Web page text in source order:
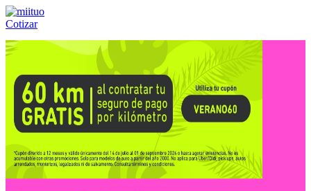
Cotizar
Llámanos al:(55) 84-21-05-00 ó